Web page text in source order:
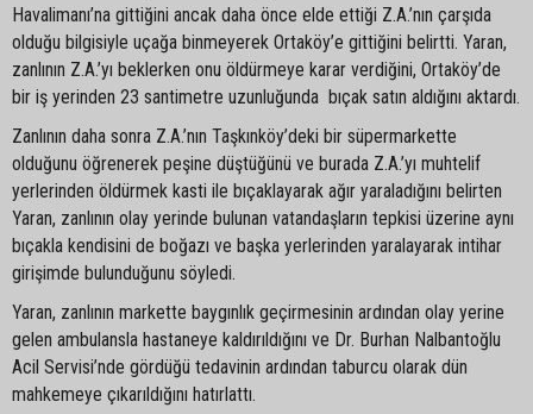
Havalimanı’na gittiğini ancak daha önce elde ettiği Z.A.’nın çarşıda
olduğu bilgisiyle uçağa binmeyerek Ortaköy’e gittiğini belirtti. Yaran,
zanlının Z.A.’yı beklerken onu öldürmeye karar verdiğini, Ortaköy’de
bir iş yerinden 23 santimetre uzunluğunda bıçak satın aldığını aktardı.
Zanlının daha sonra Z.A.’nın Taşkınköy’deki bir süpermarkette
olduğunu öğrenerek peşine düştüğünü ve burada Z.A.’yı muhtelif
yerlerinden öldürmek kasti ile bıçaklayarak ağır yaraladığını belirten
Yaran, zanlının olay yerinde bulunan vatandaşların tepkisi üzerine aynı
bıçakla kendisini de boğazı ve başka yerlerinden yaralayarak intihar
girişimde bulunduğunu söyledi.
Yaran, zanlının markette baygınlık geçirmesinin ardından olay yerine
gelen ambulansla hastaneye kaldırıldığını ve Dr. Burhan Nalbantoğlu
Acil Servisi’nde gördüğü tedavinin ardından taburcu olarak dün
mahkemeye çıkarıldığını hatırlattı.